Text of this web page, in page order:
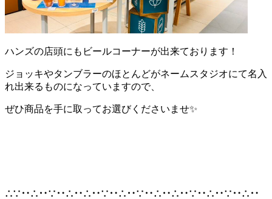
ハンズの店頭にもビールコーナーが出来ております！
ジョッキやタンブラーのほとんどがネームスタジオにて名入
れ出来るものになっていますので、
ぜひ商品を手に取ってお選びくださいませ✨
∴∵‥∴‥∵‥∴‥∴‥∵‥∴‥∵‥∴‥∴‥∵‥∴‥∵‥∴‥